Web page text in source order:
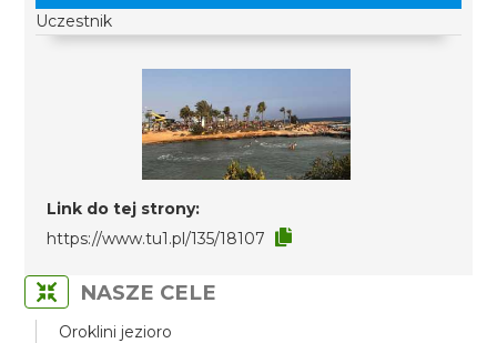
Uczestnik
Link do tej strony:
https://www.tu1.pl/135/18107
NASZE CELE
Oroklini jezioro